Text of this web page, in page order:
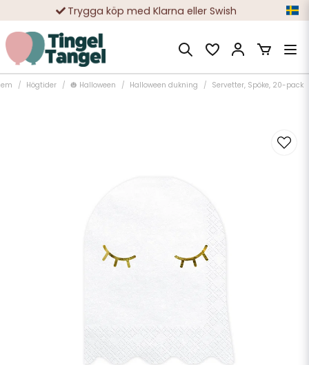
Trygga köp med Klarna eller Swish
10 000-tals nöjda kunder
Högtider 🎃 Halloween Halloween dukning Servetter, Spöke, 20-pack